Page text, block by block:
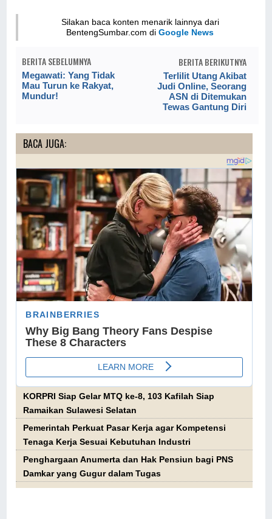
Silakan baca konten menarik lainnya dari
BentengSumbar.com diGoogle News
BERITA SEBELUMNYA
Megawati: Yang Tidak
Mau Turun ke Rakyat,
Mundur!
BERITA BERIKUTNYA
Terlilit Utang Akibat
Judi Online, Seorang
ASN di Ditemukan
Tewas Gantung Diri
BACA JUGA:
KORPRI Siap Gelar MTQ ke-8, 103 Kafilah Siap
Ramaikan Sulawesi Selatan
Pemerintah Perkuat Pasar Kerja agar Kompetensi
Tenaga Kerja Sesuai Kebutuhan Industri
Penghargaan Anumerta dan Hak Pensiun bagi PNS
Damkar yang Gugur dalam Tugas